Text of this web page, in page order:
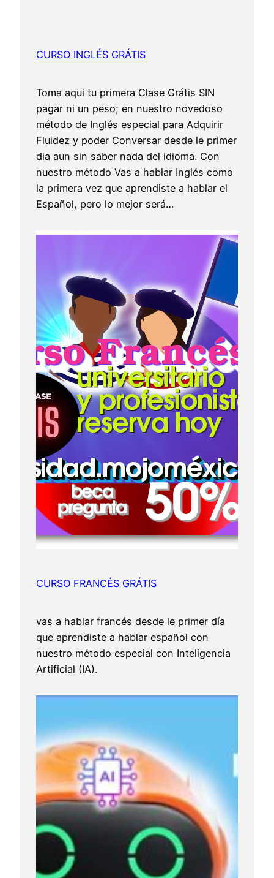
CURSO INGLÉS GRÁTIS
Toma aqui tu primera Clase Grátis SIN
pagar ni un peso; en nuestro novedoso
método de Inglés especial para Adquirir
Fluidez y poder Conversar desde le primer
dia aun sin saber nada del idioma. Con
nuestro método Vas a hablar Inglés como
la primera vez que aprendiste a hablar el
Español, pero lo mejor será…
CURSO FRANCÉS GRÁTIS
vas a hablar francés desde le primer día
que aprendiste a hablar español con
nuestro método especial con Inteligencia
Artificial (IA).